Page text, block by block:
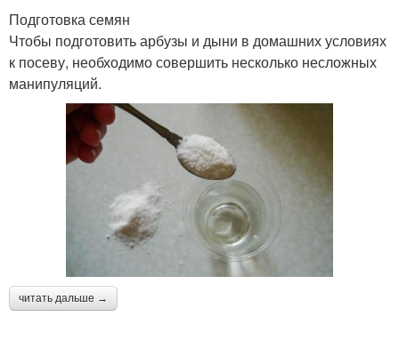
Подготовка семян
Чтобы подготовить арбузы и дыни в домашних условиях
к посеву, необходимо совершить несколько несложных
манипуляций.
читать дальше →